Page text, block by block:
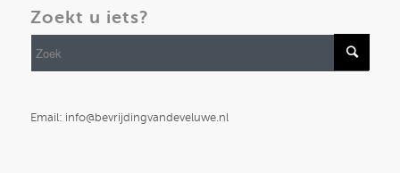
Zoekt u iets?
Email: info@bevrijdingvandeveluwe.nl